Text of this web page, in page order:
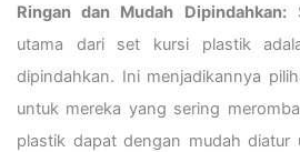
Ringan dan Mudah Dipindahkan:
utama dari set kursi plastik
dipindahkan. Ini menjadikannya
untuk mereka yang sering
plastik dapat dengan mudah diatur